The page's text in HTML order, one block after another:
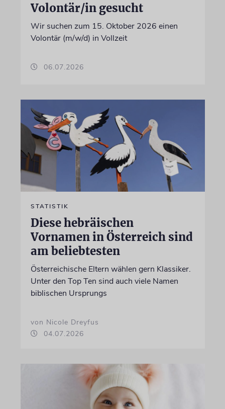
Volontär/in gesucht
Wir suchen zum 15. Oktober 2026 einen
Volontär (m/w/d) in Vollzeit
06.07.2026
STATISTIK
Diese hebräischen
Vornamen in Österreich sind
am beliebtesten
Österreichische Eltern wählen gern Klassiker.
Unter den Top Ten sind auch viele Namen
biblischen Ursprungs
von Nicole Dreyfus
04.07.2026